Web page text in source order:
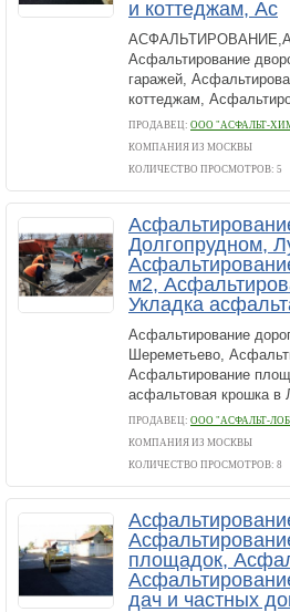
и коттеджам, Ас
Асфальтирование
гаражей,
коттеджам,
ПРОДАВЕЦ: ООО "АСФАЛЬТ-
КОМПАНИЯ ИЗ МОСКВЫ
КОЛИЧЕСТВО ПРОСМОТРОВ: 5
Долгопрудном,
м2,
Укладка
Асфальтирование
Шереметьево,
Асфальтирование
асфальтовая крошка в
ПРОДАВЕЦ: ООО "АСФАЛЬТ-
КОМПАНИЯ ИЗ МОСКВЫ
КОЛИЧЕСТВО ПРОСМОТРОВ: 8
площадок,
дач и частных